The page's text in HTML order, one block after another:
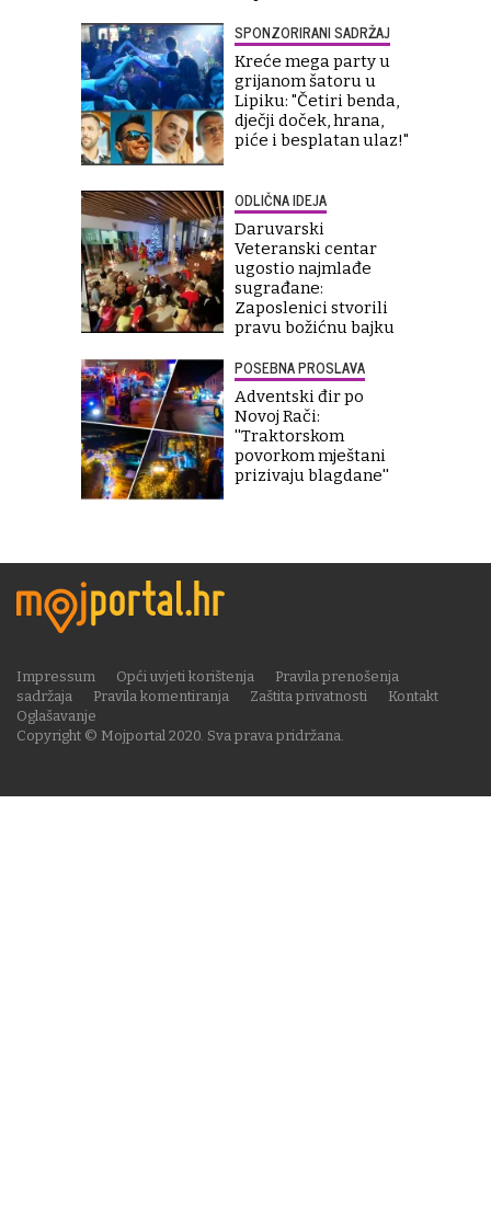
SPONZORIRANI SADRŽAJ
Kreće mega party u
grijanom šatoru u
Lipiku: "Četiri benda,
dječji doček, hrana,
piće i besplatan ulaz!"
ODLIČNA IDEJA
Daruvarski
Veteranski centar
ugostio najmlađe
sugrađane:
Zaposlenici stvorili
pravu božićnu bajku
POSEBNA PROSLAVA
Adventski đir po
Novoj Rači:
''Traktorskom
povorkom mještani
prizivaju blagdane''
Copyright © Mojportal 2020. Sva prava pridržana.
Impressum Opći uvjeti korištenja
Pravila prenošenja
sadržaja
Pravila komentiranja Zaštita privatnosti
Kontakt
Oglašavanje